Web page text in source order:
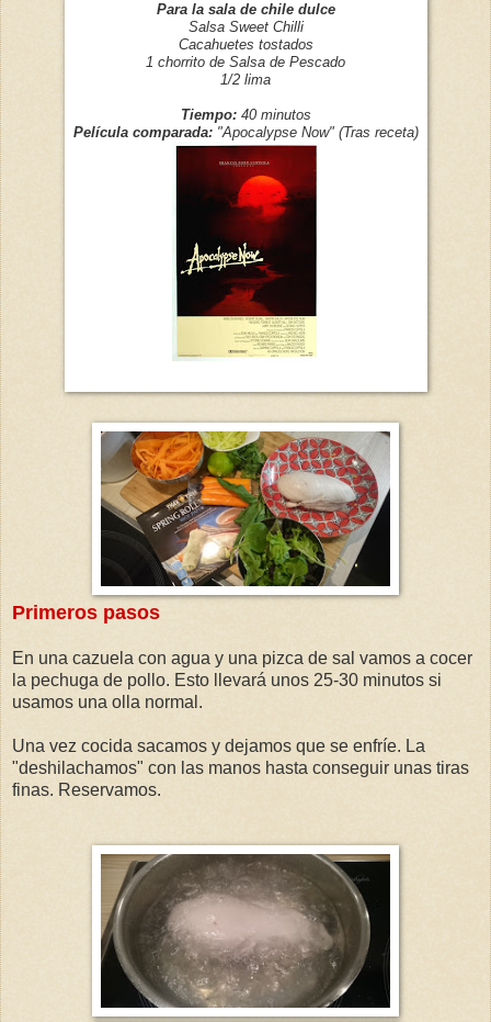
Para la sala de chile dulce
Salsa Sweet Chilli
Cacahuetes tostados
1 chorrito de Salsa de Pescado
1/2 lima
Tiempo: 40 minutos
Película comparada: "Apocalypse Now" (Tras receta)
Primeros pasos
En una cazuela con agua y una pizca de sal vamos a cocer
la pechuga de pollo. Esto llevará unos 25-30 minutos si
usamos una olla normal.
Una vez cocida sacamos y dejamos que se enfríe. La
"deshilachamos" con las manos hasta conseguir unas tiras
finas. Reservamos.